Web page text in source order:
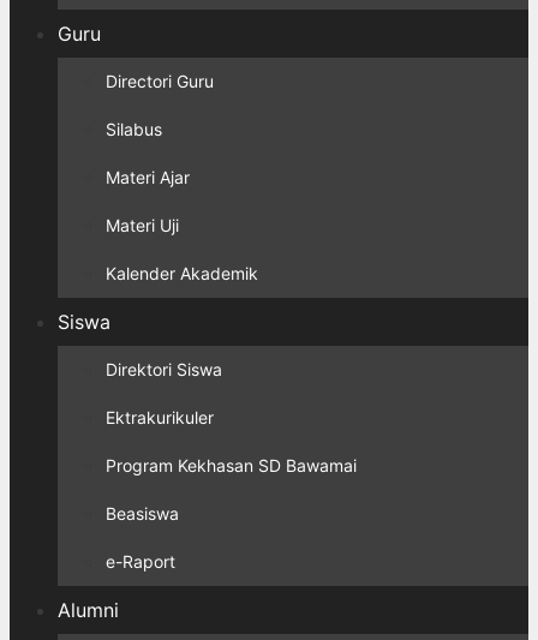
Guru
Directori Guru
Silabus
Materi Ajar
Materi Uji
Kalender Akademik
Siswa
Direktori Siswa
Ektrakurikuler
Program Kekhasan SD Bawamai
Beasiswa
e-Raport
Alumni